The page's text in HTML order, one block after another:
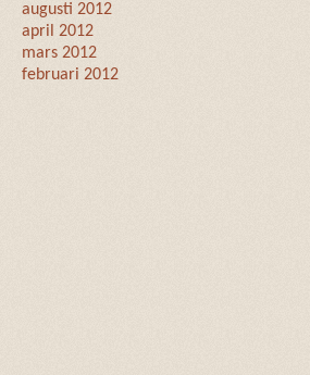
augusti 2012
april 2012
mars 2012
februari 2012